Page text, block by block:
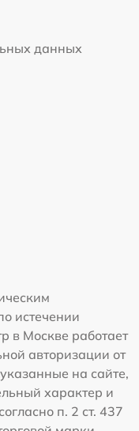
данных
истечении
в Москве работает
авторизации от
на сайте,
характер и
п. 2 ст. 437